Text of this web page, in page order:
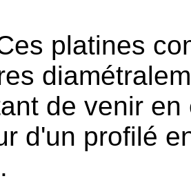
platines
de venir
d'un profilé